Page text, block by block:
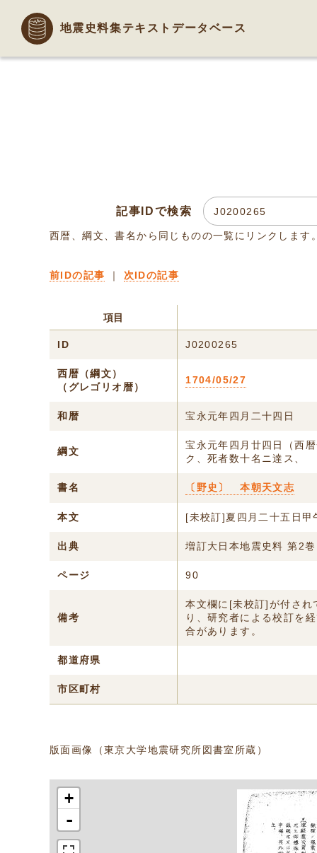
地震史料集テキストデータベース
記事IDで検索
西暦、綱文、書名から同じものの一覧にリンクします
前IDの記事 ｜ 次IDの記事
項目
ID J0200265
西暦（綱文）
（グレゴリオ暦）
1704/05/27
和暦 宝永元年四月二十四日
綱文
宝永元年四月廿四日（西
ク、死者数十名ニ達ス、
書名 〔野史〕 本朝天文志
本文 [未校訂]夏四月二十五日
出典 増訂大日本地震史料 第2巻
ページ 90
備考
本文欄に[未校訂]が付され
り、研究者による校訂を
合があります。
都道府県
市区町村
版面画像（東京大学地震研究所図書室所蔵）
+
-